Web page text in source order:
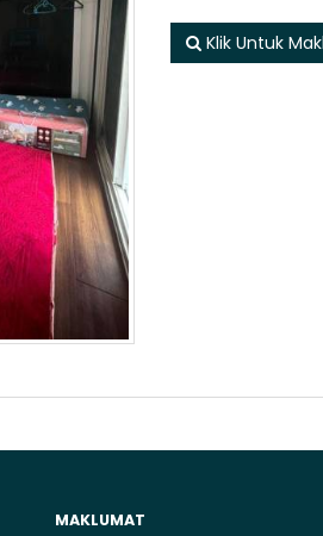
Klik Untuk
MAKLUMAT